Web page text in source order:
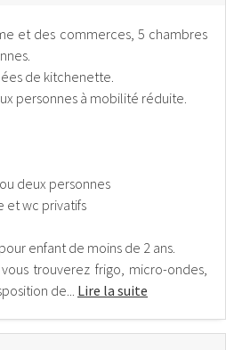
et des commerces, 5 chambres
de kitchenette.
personnes à mobilité réduite.
deux personnes
et wc privatifs
enfant de moins de 2 ans.
trouverez frigo, micro-ondes,
de... Lire la suite